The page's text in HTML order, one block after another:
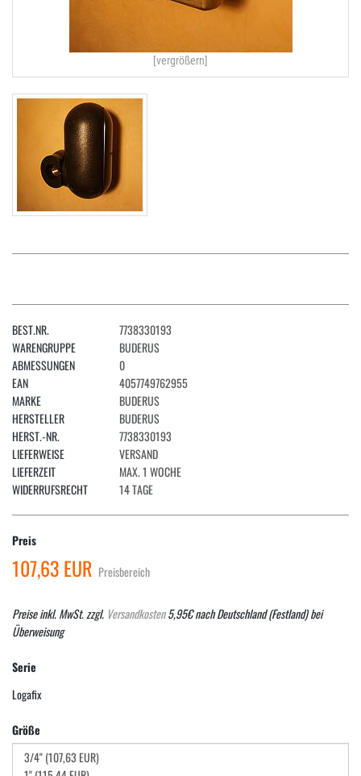
[vergrößern]
BEST.NR.
7738330193
WARENGRUPPE
BUDERUS
ABMESSUNGEN
0
EAN
4057749762955
MARKE
BUDERUS
HERSTELLER
BUDERUS
HERST.-NR.
7738330193
LIEFERWEISE
VERSAND
LIEFERZEIT
MAX. 1 WOCHE
WIDERRUFSRECHT
14 TAGE
Preis
107,63 EUR Preisbereich
Preise inkl. MwSt. zzgl. Versandkosten5,95€ nach Deutschland (Festland) bei
Überweisung
Serie
Logafix
Größe